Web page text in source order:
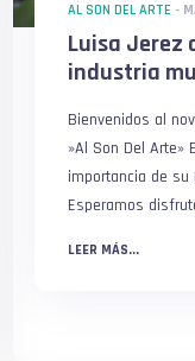
AL SON DEL ARTE -
Luisa Jerez
industria
Bienvenidos al
»Al Son Del Arte»
importancia de su
Esperamos
LEER MÁS...